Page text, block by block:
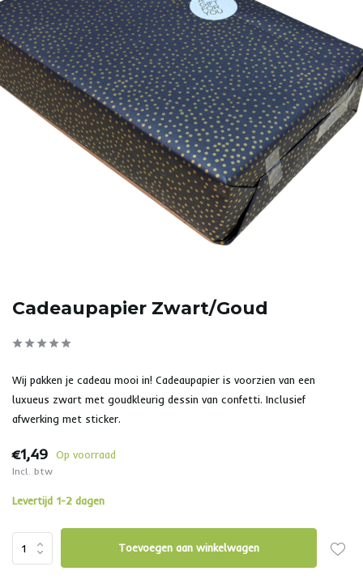
Cadeaupapier Zwart/Goud
Wij pakken je cadeau mooi in! Cadeaupapier is voorzien van een
luxueus zwart met goudkleurig dessin van confetti. Inclusief
afwerking met sticker.
€1,49 Op voorraad
Incl. btw
Levertijd 1-2 dagen
Toevoegen aan winkelwagen